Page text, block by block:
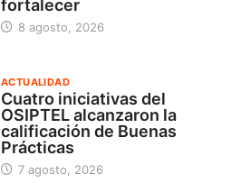
fortalecer
8 agosto, 2026
ACTUALIDAD
Cuatro iniciativas del
OSIPTEL alcanzaron la
calificación de Buenas
Prácticas
7 agosto, 2026